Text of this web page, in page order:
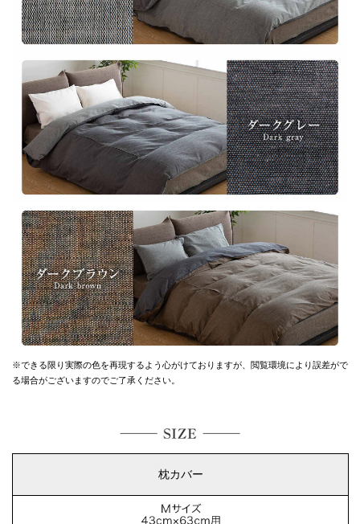
※できる限り実際の色を再現するよう心がけておりますが、 閲覧環境により誤差がで
る場合がございますのでご了承ください。
枕カバー